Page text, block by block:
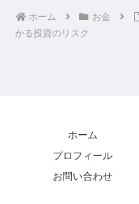
ホーム お金
かる投資のリスク
ホーム
プロフィール
お問い合わせ